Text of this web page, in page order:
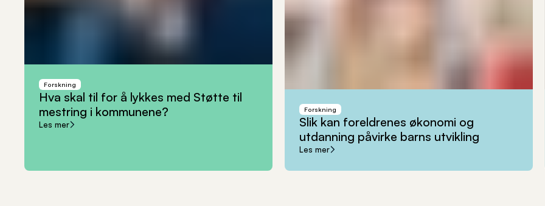
Forskning
Hva skal til for å lykkes med Støtte til
mestring i kommunene?
Les mer
Forskning
Slik kan foreldrenes økonomi og
utdanning påvirke barns utvikling
Les mer